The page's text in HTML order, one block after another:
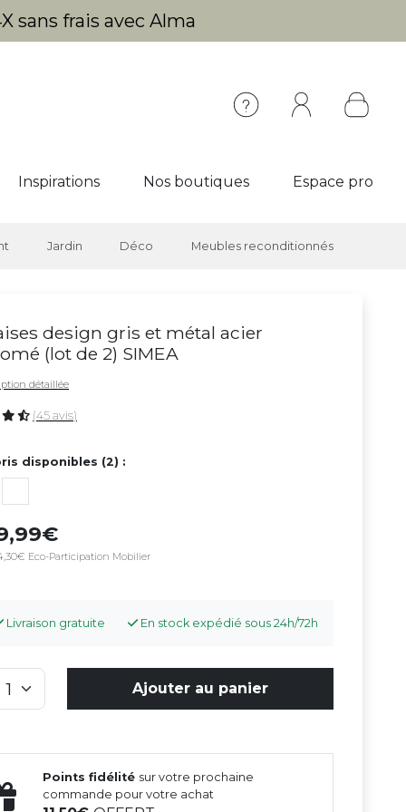
sans frais avec Alma
Inspirations Nos boutiques Espace pro
Jardin Déco Meubles reconditionnés
design gris et métal acier
(lot de 2) SIMEA
détaillée
(45 avis)
disponibles (2) :
Eco-Participation Mobilier
Livraison gratuite En stock expédié sous 24h/72h
Ajouter au panier
Points fidélité sur votre prochaine
commande pour votre achat